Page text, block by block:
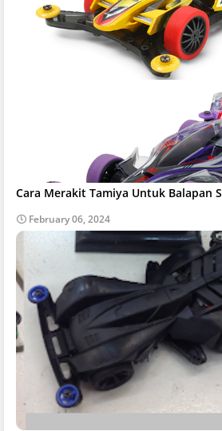
Cara Merakit Tamiya Untuk Balapan
February 06, 2024